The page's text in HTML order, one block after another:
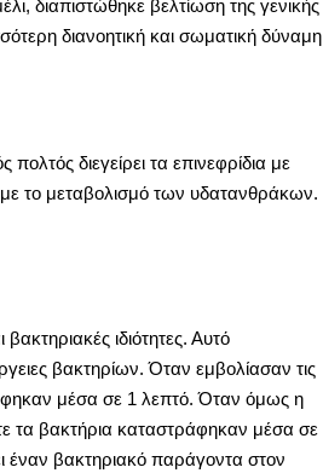
διαπιστώθηκε βελτίωση της γενικής
διανοητική και σωματική δύναμη
διεγείρει τα επινεφρίδια με
το μεταβολισμό των υδατανθράκων.
ιδιότητες. Αυτό
βακτηρίων. Όταν εμβολίασαν τις
μέσα σε 1 λεπτό. Όταν όμως η
τα βακτήρια καταστράφηκαν μέσα σε
έναν βακτηριακό παράγοντα στον